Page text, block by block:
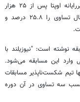
بیشتری برای کسب پیروزی در این مسابقه دارد. ابررایانه اوپتا پس از ۲۵ هزار
شبیه‌سازی، احتمال برد ایران را ۵۳.۸ درصد، احتمال تساوی را ۲۵.۸ درصد و
نوشته است: "نیوزیلند با
وارد این مسابقه می‌شود.
آفریقای جنوبی تنها تیم شکست‌ناپذیر مسابقات
کسب سه تساوی در آن دوره